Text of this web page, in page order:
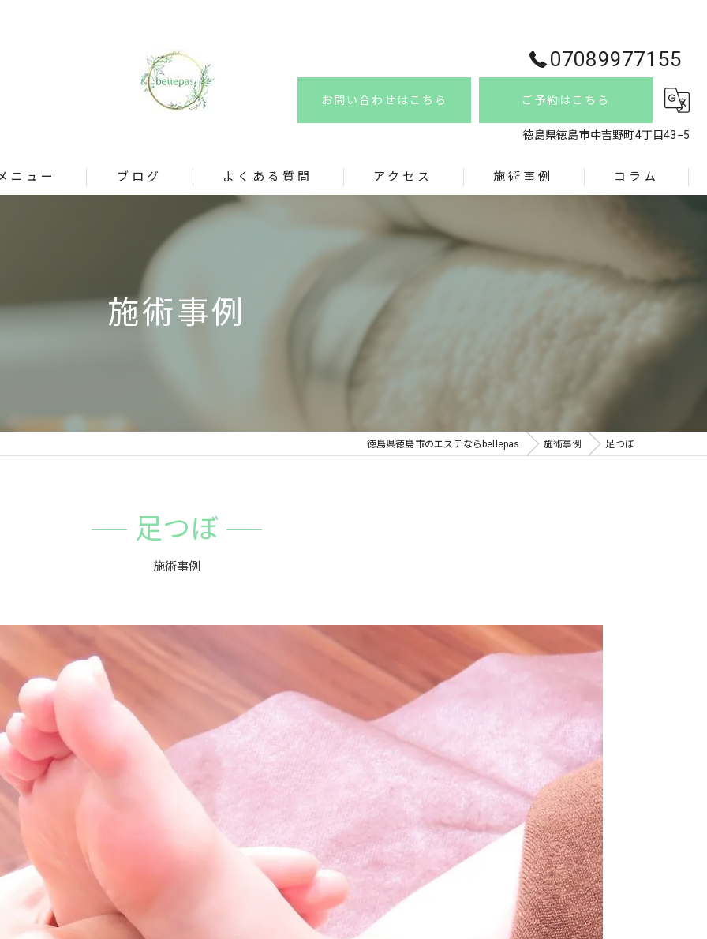
07089977155
お問い合わせはこちら ご予約はこちら
徳島県徳島市中吉野町4丁目43−5
ニュー ブログ よくある質問 アクセス 施術事例 コラム
施術事例
徳島県徳島市のエステならbellepas 施術事例 足つぼ
施術事例
足つぼ